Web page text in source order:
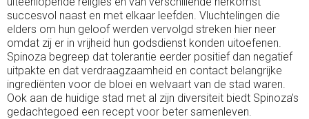
succesvol naast en met elkaar leefden. Vluchtelingen die
elders om hun geloof werden vervolgd streken hier neer
omdat zij er in vrijheid hun godsdienst konden uitoefenen.
Spinoza begreep dat tolerantie eerder positief dan negatief
uitpakte en dat verdraagzaamheid en contact belangrijke
ingrediënten voor de bloei en welvaart van de stad waren.
Ook aan de huidige stad met al zijn diversiteit biedt Spinoza’s
gedachtegoed een recept voor beter samenleven.